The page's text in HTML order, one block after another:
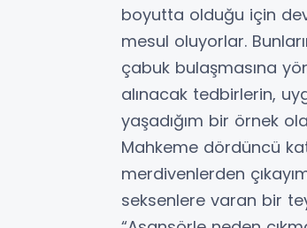
boyutta olduğu için
mesul oluyorlar.
çabuk bulaşmasına
alınacak tedbirlerin,
yaşadığım bir örnek
Mahkeme dördüncü
merdivenlerden
seksenlere varan bir